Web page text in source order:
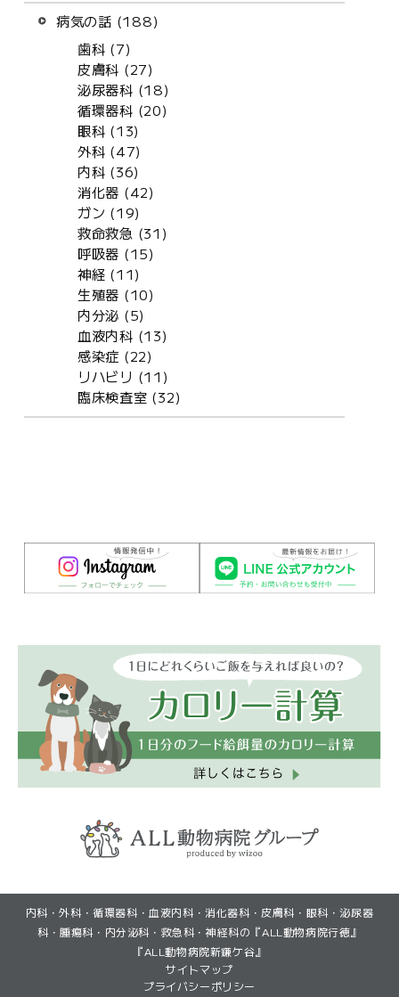
(GoogleMapで見る)
(初診・再診)LINEから予約 (再診)Web予約
(GoogleMapで見る)
(初診・再診)LINEから予約 (再診)Web予約
病気の話 (188)
歯科 (7)
皮膚科 (27)
泌尿器科 (18)
循環器科 (20)
眼科 (13)
外科 (47)
内科 (36)
消化器 (42)
ガン (19)
救命救急 (31)
呼吸器 (15)
神経 (11)
生殖器 (10)
内分泌 (5)
血液内科 (13)
感染症 (22)
リハビリ (11)
臨床検査室 (32)
内科・外科・循環器科・血液内科・消化器科・皮膚科・眼科・泌尿器
科・腫瘍科・内分泌科・救急科・神経科の『ALL動物病院行徳』
『ALL動物病院新鎌ケ谷』
サイトマップ
プライバシーポリシー